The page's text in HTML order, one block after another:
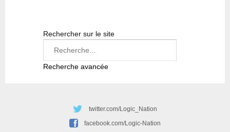
Rechercher sur le site
Recherche avancée
twitter.com/Logic_Nation
facebook.com/Logic-Nation